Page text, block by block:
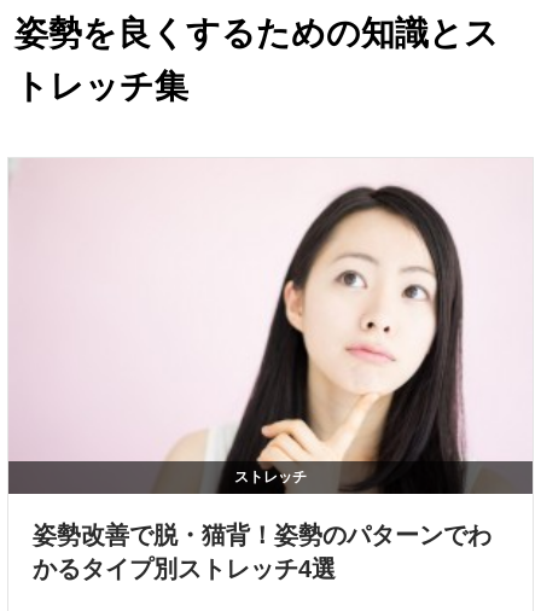
姿勢を良くするための知識とス
トレッチ集
ストレッチ
姿勢改善で脱・猫背！姿勢のパターンでわ
かるタイプ別ストレッチ4選